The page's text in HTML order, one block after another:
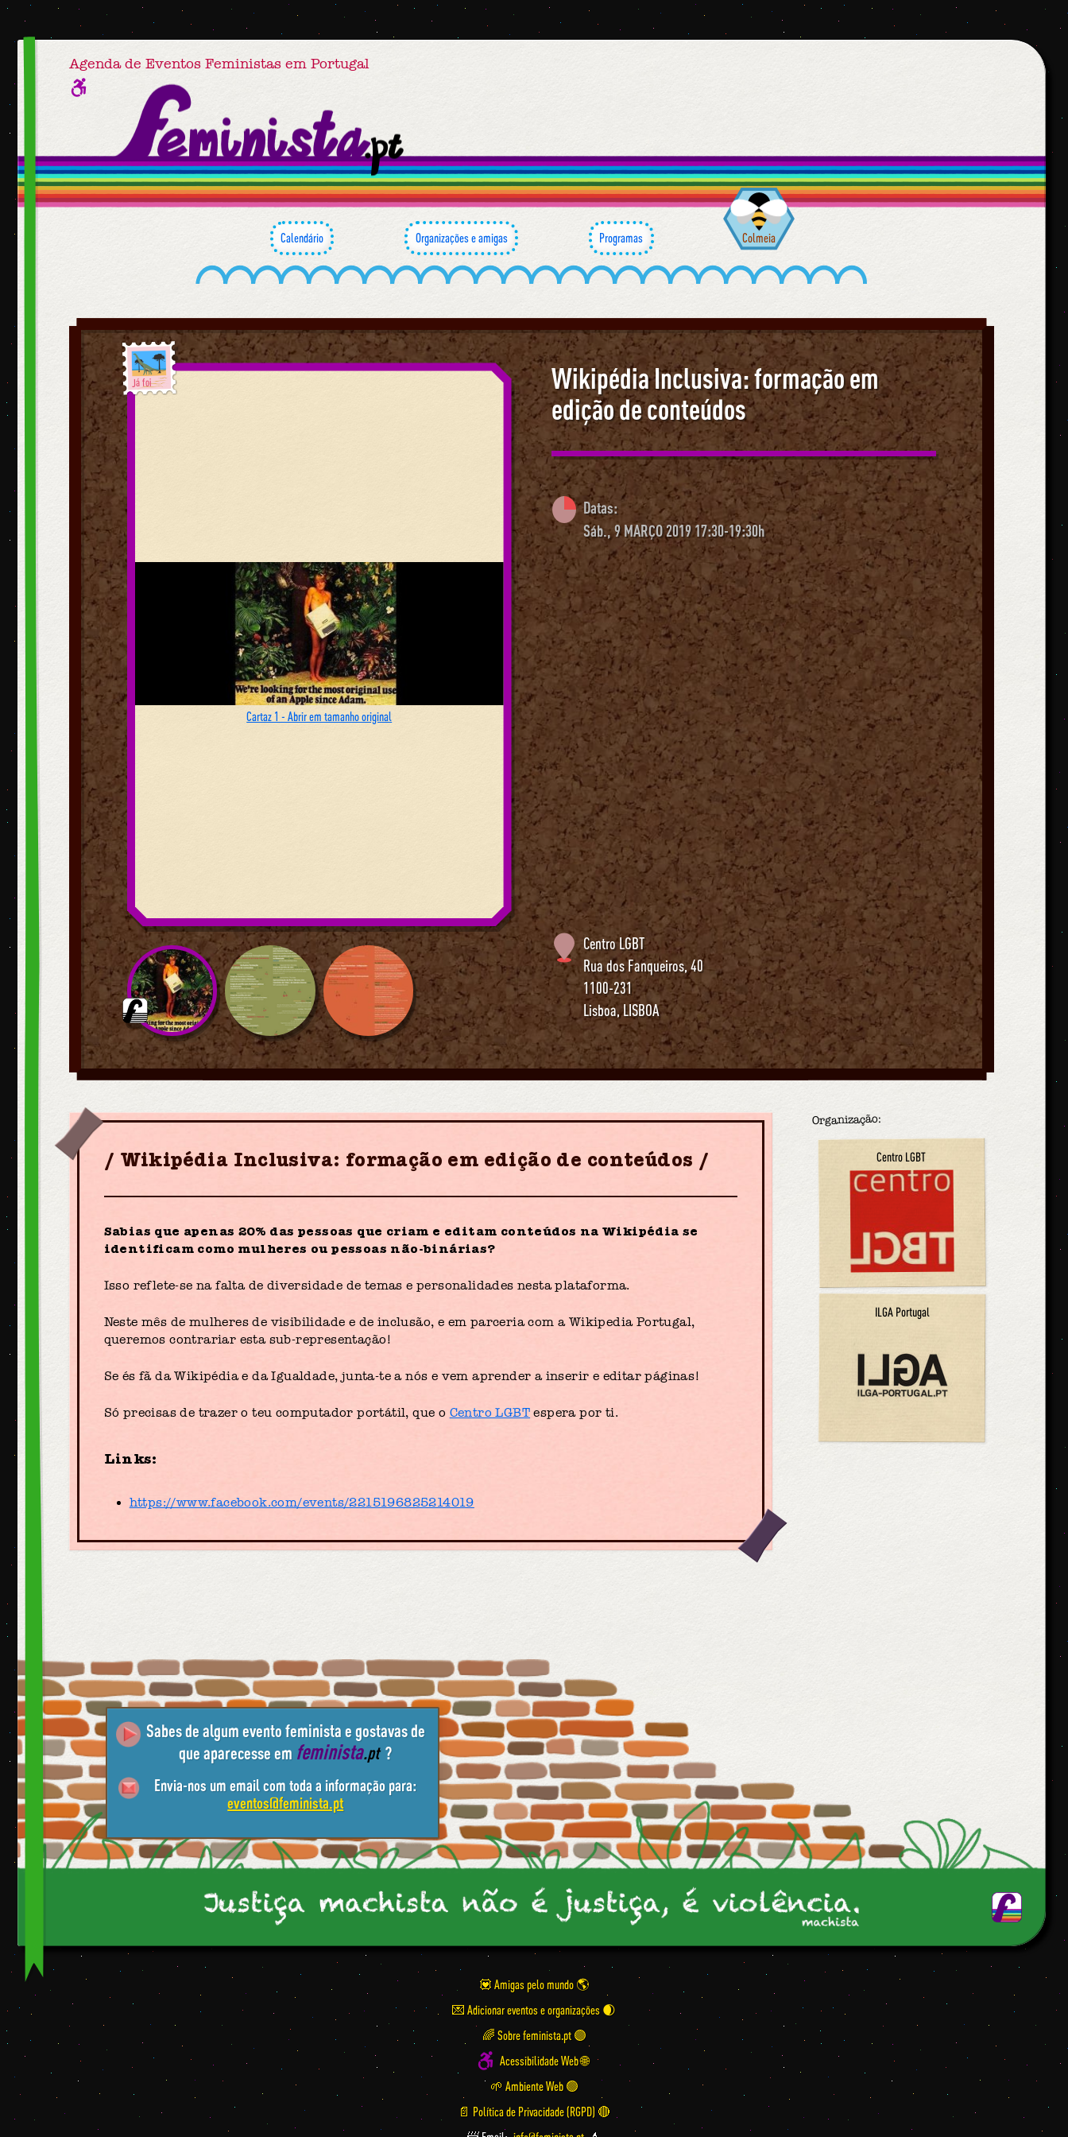
Agenda de Eventos Feministas em Portugal
Calendário Organizações e amigas Programas Colmeia
Wikipédia Inclusiva: formação em
edição de conteúdos
Datas:
Sáb., 9 MARÇO 2019 17:30-19:30h
Centro LGBT
Rua dos Fanqueiros, 40
1100-231
Lisboa,LISBOA
Já foi
Cartaz 1 - Abrir em tamanho original
Wikipédia Inclusiva: formação em edição de conteúdos
Sabias que apenas 20% das pessoas que criam e editam conteúdos na Wikipédia se
identificam como mulheres ou pessoas não-binárias?
Isso reflete-se na falta de diversidade de temas e personalidades nesta plataforma.
Neste mês de mulheres de visibilidade e de inclusão, e em parceria com a Wikipedia Portugal,
queremos contrariar esta sub-representação!
Se és fã da Wikipédia e da Igualdade, junta-te a nós e vem aprender a inserir e editar páginas!
Só precisas de trazer o teu computador portátil, que o Centro LGBT espera por ti.
Links:
https://www.facebook.com/events/2215196825214019
Organização:
Centro LGBT
ILGA Portugal
Sabes de algum evento feminista e gostavas de
que aparecesse em feminista.pt ?
Envia-nos um email com toda a informação para:
eventos@feminista.pt
💟 Amigas pelo mundo
💌 Adicionar eventos e organizações
🌈 Sobre feminista.pt 🟣
Acessibilidade Web 🌐
🌱 Ambiente Web 🟢
📄 Política de Privacidade (RGPD) 🔴